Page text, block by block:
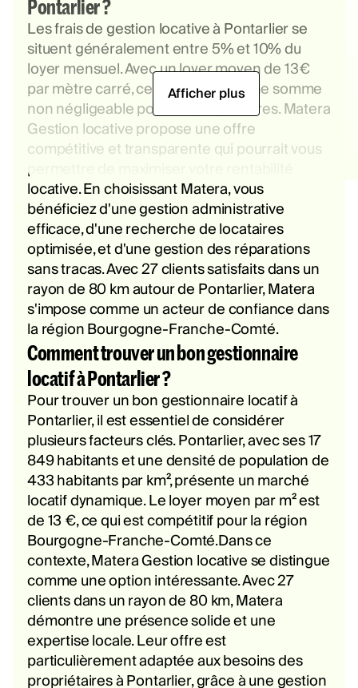
Pontarlier ?
Les frais de gestion locative à Pontarlier se
situent généralement entre 5% et 10% du
loyer mensuel. Avec un loyer moyen de 13€
par mètre carré, cela représente une somme
non négligeable pour les propriétaires. Matera
Gestion locative propose une offre
compétitive et transparente qui pourrait vous
permettre de maximiser votre rentabilité
locative. En choisissant Matera, vous
bénéficiez d'une gestion administrative
efficace, d'une recherche de locataires
optimisée, et d'une gestion des réparations
sans tracas. Avec 27 clients satisfaits dans un
rayon de 80 km autour de Pontarlier, Matera
s'impose comme un acteur de confiance dans
la région Bourgogne-Franche-Comté.
Comment trouver un bon gestionnaire
locatif à Pontarlier ?
Pour trouver un bon gestionnaire locatif à
Pontarlier, il est essentiel de considérer
plusieurs facteurs clés. Pontarlier, avec ses 17
849 habitants et une densité de population de
433 habitants par km², présente un marché
locatif dynamique. Le loyer moyen par m² est
de 13 €, ce qui est compétitif pour la région
Bourgogne-Franche-Comté.Dans ce
contexte, Matera Gestion locative se distingue
comme une option intéressante. Avec 27
clients dans un rayon de 80 km, Matera
démontre une présence solide et une
expertise locale. Leur offre est
particulièrement adaptée aux besoins des
propriétaires à Pontarlier, grâce à une gestion
Afficher plus